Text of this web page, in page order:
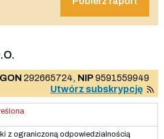
292665724, NIP9591559949
Utwórz subskrypcję
z ograniczoną odpowiedzialnością